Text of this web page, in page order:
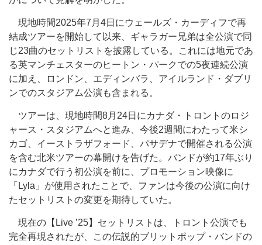
現地時間2025年7月4日にウェールズ・カーディフで再
結成ツアーを開始して以来、ギャラガー兄弟は全公演で同
じ23曲のセットリストを披露している。これには地元であ
る英マンチェスターのヒートン・パークでの5夜連続公演
に加え、ロンドン、エディンバラ、アイルランド・ダブリ
ンでのスタジアム公演も含まれる。
ツアーは、現地時間8月24日にカナダ・トロントのロジ
ャース・スタジアムへと進み、今後2週間にわたって米シ
カゴ、イーストラザフォード、パサデナで開催される公演
を含む北米ツアーの幕開けを告げた。バンドが約17年ぶり
にカナダで行う初公演を前に、プロモーション映像に
「Lyla」が使用されたことで、ファンは今後の公演に向け
たセットリストの変更を期待していた。
現在の【Live ’25】セットリストは、トロント公演でも
完全再現されたが、この伝説的ブリットポップ・バンドの